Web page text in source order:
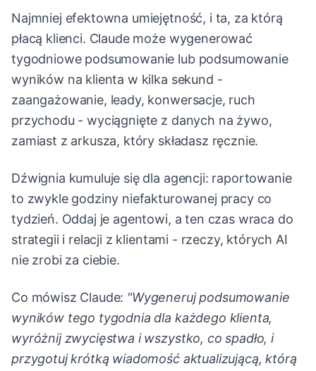
Najmniej efektowna umiejętność, i ta, za którą
płacą klienci. Claude może wygenerować
tygodniowe podsumowanie lub podsumowanie
wyników na klienta w kilka sekund -
zaangażowanie, leady, konwersacje, ruch
przychodu - wyciągnięte z danych na żywo,
zamiast z arkusza, który składasz ręcznie.
Dźwignia kumuluje się dla agencji: raportowanie
to zwykle godziny niefakturowanej pracy co
tydzień. Oddaj je agentowi, a ten czas wraca do
strategii i relacji z klientami - rzeczy, których AI
nie zrobi za ciebie.
Co mówisz Claude: "Wygeneruj podsumowanie
wyników tego tygodnia dla każdego klienta,
wyróżnij zwycięstwa i wszystko, co spadło, i
przygotuj krótką wiadomość aktualizującą, którą